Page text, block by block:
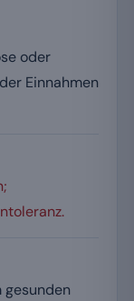
oder
Einnahmen
gesunden